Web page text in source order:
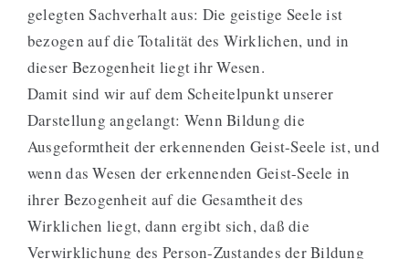
gelegten Sachverhalt aus: Die geistige Seele ist
bezogen auf die Totalität des Wirklichen, und in
dieser Bezogenheit liegt ihr Wesen.
Damit sind wir auf dem Scheitelpunkt unserer
Darstellung angelangt: Wenn Bildung die
Ausgeformtheit der erkennenden Geist-Seele ist, und
wenn das Wesen der erkennenden Geist-Seele in
ihrer Bezogenheit auf die Gesamtheit des
Wirklichen liegt, dann ergibt sich, daß die
Verwirklichung des Person-Zustandes der Bildung